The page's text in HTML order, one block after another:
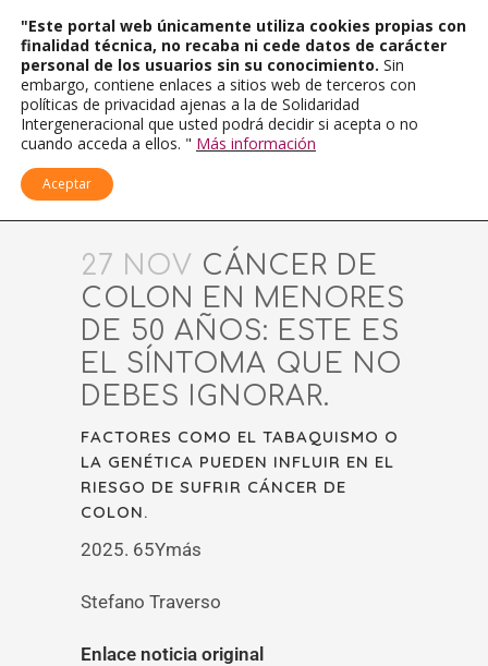
27 NOV CÁNCER DE
COLON EN MENORES
DE 50 AÑOS: ESTE ES
EL SÍNTOMA QUE NO
DEBES IGNORAR.
FACTORES COMO EL TABAQUISMO O
LA GENÉTICA PUEDEN INFLUIR EN EL
RIESGO DE SUFRIR CÁNCER DE
COLON.
2025. 65Ymás
Stefano Traverso
Enlace noticia original
"Este portal web únicamente utiliza cookies propias con
finalidad técnica, no recaba ni cede datos de carácter
personal de los usuarios sin su conocimiento. Sin
embargo, contiene enlaces a sitios web de terceros con
políticas de privacidad ajenas a la de Solidaridad
Intergeneracional que usted podrá decidir si acepta o no
cuando acceda a ellos. " Más información
Aceptar